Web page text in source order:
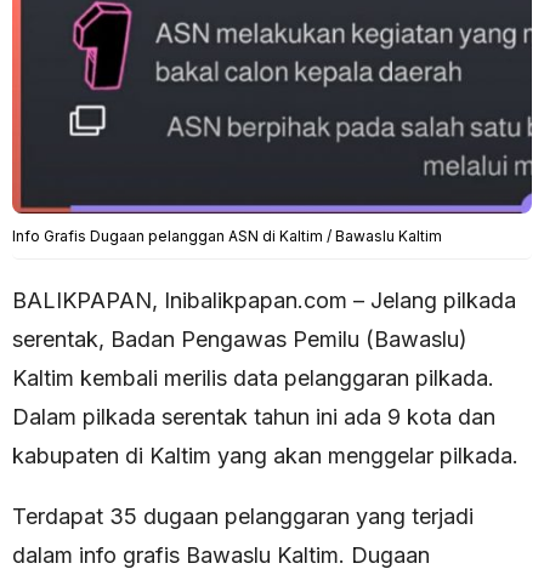
Info Grafis Dugaan pelanggan ASN di Kaltim / Bawaslu Kaltim
BALIKPAPAN, Inibalikpapan.com – Jelang pilkada
serentak, Badan Pengawas Pemilu (Bawaslu)
Kaltim kembali merilis data pelanggaran pilkada.
Dalam pilkada serentak tahun ini ada 9 kota dan
kabupaten di Kaltim yang akan menggelar pilkada.
Terdapat 35 dugaan pelanggaran yang terjadi
dalam info grafis Bawaslu Kaltim. Dugaan